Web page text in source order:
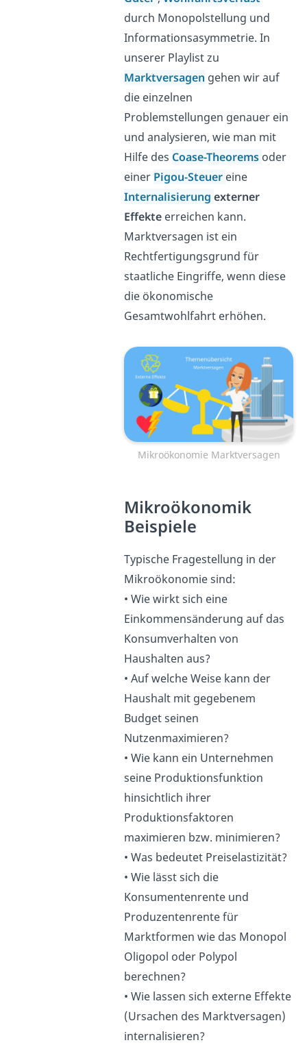
durch Monopolstellung und
Informationsasymmetrie. In
unserer Playlist zu
Marktversagen gehen wir auf
die einzelnen
Problemstellungen genauer ein
und analysieren, wie man mit
Hilfe des Coase-Theorems oder
einer Pigou-Steuer eine
Internalisierungexterner
Effekte erreichen kann.
Marktversagen ist ein
Rechtfertigungsgrund für
staatliche Eingriffe, wenn diese
die ökonomische
Gesamtwohlfahrt erhöhen.
Mikroökonomie Marktversagen
Mikroökonomik
Beispiele
Typische Fragestellung in der
Mikroökonomie sind:
• Wie wirkt sich eine
Einkommensänderung auf das
Konsumverhalten von
Haushalten aus?
• Auf welche Weise kann der
Haushalt mit gegebenem
Budget seinen
Nutzenmaximieren?
• Wie kann ein Unternehmen
seine Produktionsfunktion
hinsichtlich ihrer
Produktionsfaktoren
maximieren bzw. minimieren?
• Was bedeutet Preiselastizität?
• Wie lässt sich die
Konsumentenrente und
Produzentenrente für
Marktformen wie das Monopol
Oligopol oder Polypol
berechnen?
• Wie lassen sich externe Effekte
(Ursachen des Marktversagen)
internalisieren?